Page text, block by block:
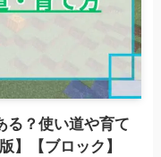
る？使い道や育て
】【ブロック】